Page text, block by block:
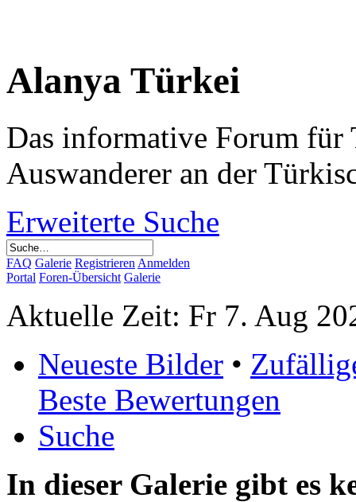
Alanya Türkei
Das informative Forum für
Auswanderer an der
Erweiterte Suche
FAQ Galerie Registrieren Anmelden
Portal Foren-Übersicht Galerie
Aktuelle Zeit: Fr 7. Aug
Neueste Bilder •
Beste Bewertungen
Suche
In dieser Galerie gibt es